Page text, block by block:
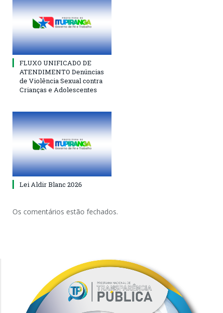
FLUXO UNIFICADO DE
ATENDIMENTO Denúncias
de Violência Sexual contra
Crianças e Adolescentes
Lei Aldir Blanc 2026
Os comentários estão fechados.